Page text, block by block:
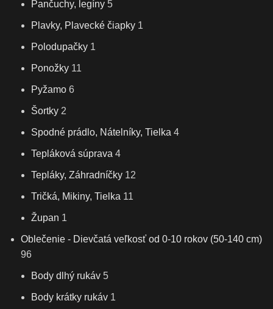
Pančuchy, legíny 5
Plavky, Plavecké čiapky 1
Polodupačky 1
Ponožky 11
Pyžamo 6
Šortky 2
Spodné prádlo, Nátelníky, Tielka 4
Tepláková súprava 4
Tepláky, Záhradníčky 12
Tričká, Mikiny, Tielka 11
Župan 1
Oblečenie - Dievčatá veľkosť od 0-10 rokov (50-140 cm)
96
Body dlhý rukáv 5
Body krátky rukáv 1